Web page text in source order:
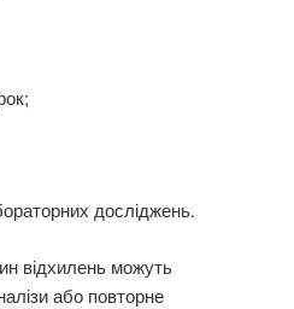
досліджень.
відхилень можуть
або повторне